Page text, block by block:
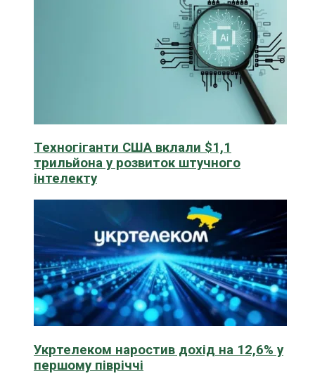
Техногіганти США вклали $1,1
трильйона у розвиток штучного
інтелекту
Укртелеком наростив дохід на 12,6% у
першому півріччі